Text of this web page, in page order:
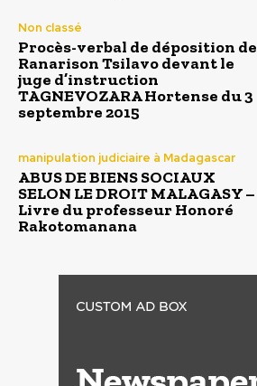
Non classé
Procès-verbal de déposition de
Ranarison Tsilavo devant le
juge d’instruction
TAGNEVOZARA Hortense du 3
septembre 2015
manipulation judiciaire à Madagascar
ABUS DE BIENS SOCIAUX
SELON LE DROIT MALAGASY –
Livre du professeur Honoré
Rakotomanana